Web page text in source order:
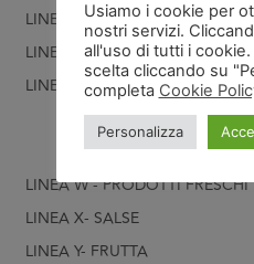
LINEA H- PESCE/CROSTACEI
LINEA U - ATTREZZATURA
LINEA V- PASTA FRESCA
PASTA FRESCA
SALATINI MISTI E
LINEA W - PRODOTTI FRESCHI
LINEA X- SALSE
LINEA Y- FRUTTA
Usiamo i cookie per
nostri servizi.
all'uso di tutti i
scelta cliccando su
completa Cookie
Personalizza